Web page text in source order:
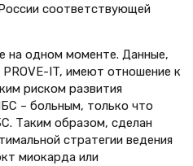
соответствующей
на одном моменте. Данные,
PROVE-IT, имеют отношение к
риском развития
– больным, только что
Таким образом, сделан
стратегии ведения
миокарда или